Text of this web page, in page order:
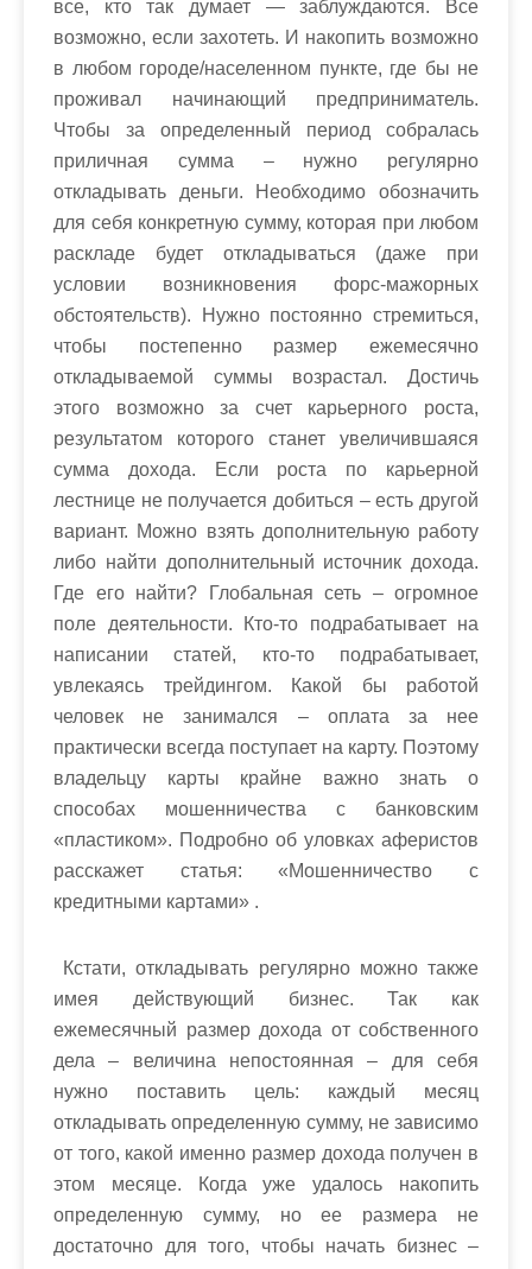
все, кто так думает — заблуждаются. Все
возможно, если захотеть. И накопить возможно
в любом городе/населенном пункте, где бы не
проживал начинающий предприниматель.
Чтобы за определенный период собралась
приличная сумма – нужно регулярно
откладывать деньги. Необходимо обозначить
для себя конкретную сумму, которая при любом
раскладе будет откладываться (даже при
условии возникновения форс-мажорных
обстоятельств). Нужно постоянно стремиться,
чтобы постепенно размер ежемесячно
откладываемой суммы возрастал. Достичь
этого возможно за счет карьерного роста,
результатом которого станет увеличившаяся
сумма дохода. Если роста по карьерной
лестнице не получается добиться – есть другой
вариант. Можно взять дополнительную работу
либо найти дополнительный источник дохода.
Где его найти? Глобальная сеть – огромное
поле деятельности. Кто-то подрабатывает на
написании статей, кто-то подрабатывает,
увлекаясь трейдингом. Какой бы работой
человек не занимался – оплата за нее
практически всегда поступает на карту. Поэтому
владельцу карты крайне важно знать о
способах мошенничества с банковским
«пластиком». Подробно об уловках аферистов
расскажет статья: «Мошенничество с
кредитными картами» .
Кстати, откладывать регулярно можно также
имея действующий бизнес. Так как
ежемесячный размер дохода от собственного
дела – величина непостоянная – для себя
нужно поставить цель: каждый месяц
откладывать определенную сумму, не зависимо
от того, какой именно размер дохода получен в
этом месяце. Когда уже удалось накопить
определенную сумму, но ее размера не
достаточно для того, чтобы начать бизнес –